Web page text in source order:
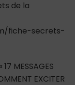
de la
fiche-secrets-
17 MESSAGES
EXCITER